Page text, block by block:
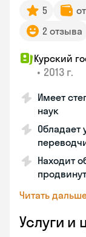
5
2 отзыва
Курский
• 2013 г.
Имеет
наук
Обладает
Находит
Читать
Услуги и